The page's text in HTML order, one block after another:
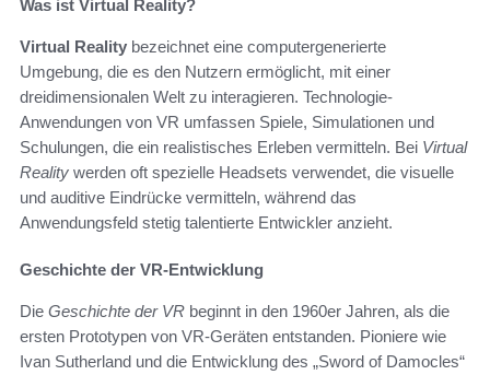
Was ist Virtual Reality?
Virtual Reality bezeichnet eine computergenerierte
Umgebung, die es den Nutzern ermöglicht, mit einer
dreidimensionalen Welt zu interagieren. Technologie-
Anwendungen von VR umfassen Spiele, Simulationen und
Schulungen, die ein realistisches Erleben vermitteln. Bei Virtual
Reality werden oft spezielle Headsets verwendet, die visuelle
und auditive Eindrücke vermitteln, während das
Anwendungsfeld stetig talentierte Entwickler anzieht.
Geschichte der VR-Entwicklung
Die Geschichte der VR beginnt in den 1960er Jahren, als die
ersten Prototypen von VR-Geräten entstanden. Pioniere wie
Ivan Sutherland und die Entwicklung des „Sword of Damocles“